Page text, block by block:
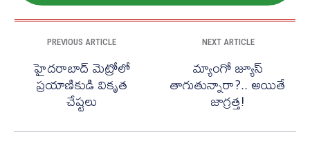
PREVIOUS ARTICLE
హైదరాబాద్ మెట్రోలో
ప్రయాణికుడి వికృత
చేష్టలు
NEXT ARTICLE
మ్యాంగో జ్యూస్
తాగుతున్నారా?.. అయితే
జాగ్రత్త!